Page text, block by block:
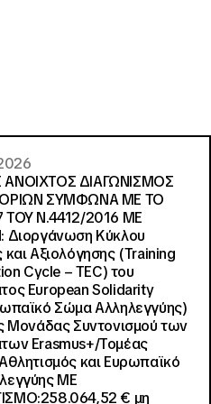
ΔΙΑΓΩΝΙΣΜΟΣ
ΣΥΜΦΩΝΑ ΜΕ ΤΟ
Ν.4412/2016 ΜΕ
Διοργάνωση Κύκλου
και Αξιολόγησης (Training
Cycle – TEC) του
European Solidarity
Σώμα Αλληλεγγύης)
Μονάδας Συντονισμού των
Erasmus+/Τομέας
και Ευρωπαϊκό
ΜΕ
€ μη